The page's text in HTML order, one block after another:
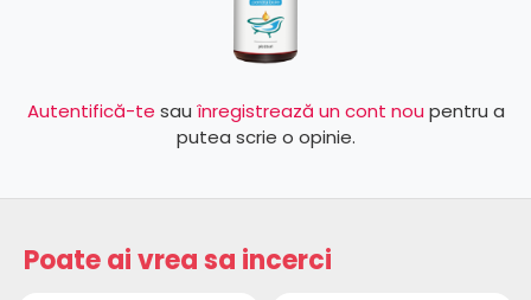
Autentifică-te sau înregistrează un cont nou pentru a
putea scrie o opinie.
Poate ai vrea sa incerci